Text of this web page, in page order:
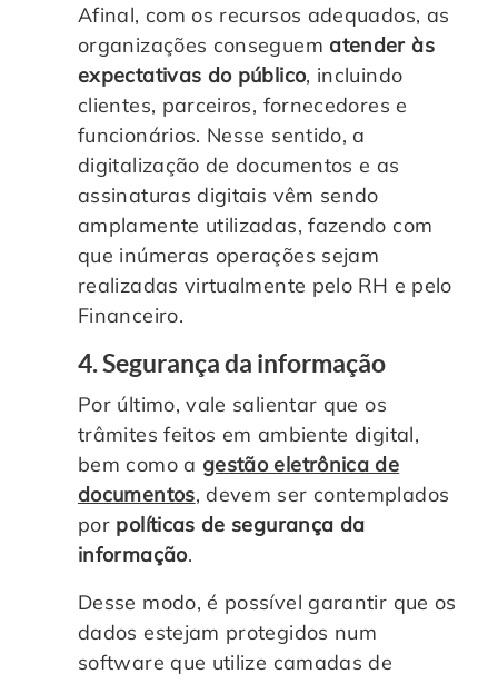
Afinal, com os recursos adequados, as
organizações conseguem atender às
expectativas do público, incluindo
clientes, parceiros, fornecedores e
funcionários. Nesse sentido, a
digitalização de documentos e as
assinaturas digitais vêm sendo
amplamente utilizadas, fazendo com
que inúmeras operações sejam
realizadas virtualmente pelo RH e pelo
Financeiro.
4. Segurança da informação
Por último, vale salientar que os
trâmites feitos em ambiente digital,
bem como a gestão eletrônica de
documentos, devem ser contemplados
por políticas de segurança da
informação.
Desse modo, é possível garantir que os
dados estejam protegidos num
software que utilize camadas de